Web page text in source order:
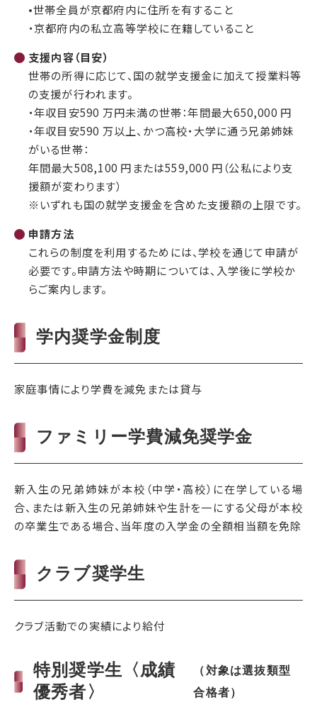
•世帯全員が京都府内に住所を有すること
・京都府内の私立高等学校に在籍していること
支援内容（目安）
世帯の所得に応じて、国の就学支援金に加えて授業料等
の支援が行われます。
・年収目安590 万円未満の世帯：年間最大650,000 円
・年収目安590 万以上、かつ高校・大学に通う兄弟姉妹
がいる世帯：
年間最大508,100 円または559,000 円（公私により支
援額が変わります）
※いずれも国の就学支援金を含めた支援額の上限です。
申請方法
これらの制度を利用するためには、学校を通じて申請が
必要です。申請方法や時期については、入学後に学校か
らご案内します。
学内奨学金制度
家庭事情により学費を減免または貸与
ファミリー学費減免奨学金
新入生の兄弟姉妹が本校（中学・高校）に在学している場
合、または新入生の兄弟姉妹や生計を一にする父母が本校
の卒業生である場合、当年度の入学金の全額相当額を免除
クラブ奨学生
クラブ活動での実績により給付
特別奨学生〈成績
優秀者〉
（対象は選抜類型
合格者）